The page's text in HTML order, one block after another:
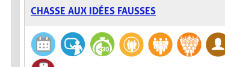
CHASSE AUX IDÉES FAUSSES